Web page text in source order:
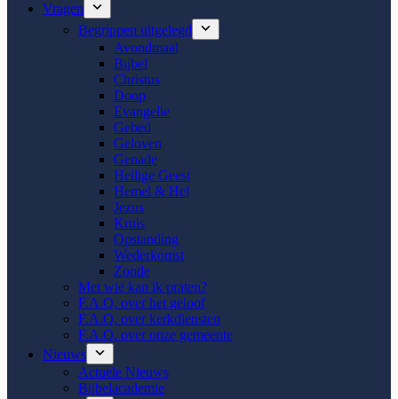
Vragen
Begrippen uitgelegd
Avondmaal
Bijbel
Christus
Doop
Evangelie
Gebed
Geloven
Genade
Heilige Geest
Hemel & Hel
Jezus
Kruis
Opstanding
Wederkomst
Zonde
Met wie kan ik praten?
F.A.Q. over het geloof
F.A.Q. over kerkdiensten
F.A.Q. over onze gemeente
Nieuws
Actuele Nieuws
Bijbelacademie